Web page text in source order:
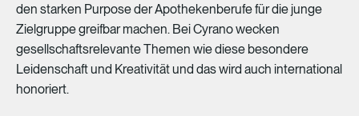
den starken PurposederApothekenberufefürdiejunge
Zielgruppegreifbar machen. BeiCyranowecken
gesellschaftsrelevanteThemen wiediese besondere
Leidenschaftund Kreativitätund daswird auch international
honoriert.